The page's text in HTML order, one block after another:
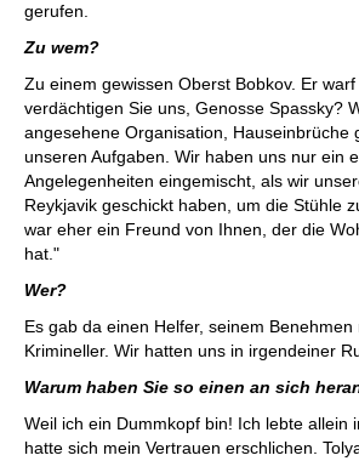
gerufen.
Zu wem?
Zu einem gewissen Oberst Bobkov. Er
verdächtigen Sie uns, Genosse Spassky?
angesehene Organisation, Hauseinbrüche
unseren Aufgaben. Wir haben uns nur ein
Angelegenheiten eingemischt, als wir
Reykjavik geschickt haben, um die Stühle
war eher ein Freund von Ihnen, der die
hat."
Wer?
Es gab da einen Helfer, seinem
Krimineller. Wir hatten uns in irgendeiner
Warum haben Sie so einen an sich
Weil ich ein Dummkopf bin! Ich lebte allein
hatte sich mein Vertrauen erschlichen.